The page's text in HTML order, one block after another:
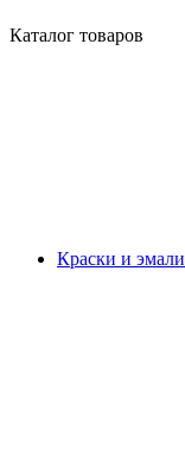
Каталог товаров
Краски и эмали